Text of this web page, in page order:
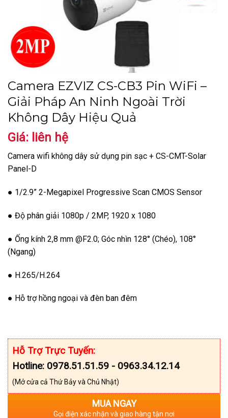
Camera EZVIZ CS-CB3 Pin WiFi –
Giải Pháp An Ninh Ngoài Trời
Không Dây Hiệu Quả
Giá: liên hệ
Camera wifi không dây sử dụng pin sạc + CS-CMT-Solar
Panel-D
● 1/2.9” 2-Megapixel Progressive Scan CMOS Sensor
● Độ phân giải 1080p / 2MP, 1920 x 1080
● Ống kính 2,8 mm @F2.0; Góc nhìn 128° (Chéo), 108°
(Ngang)
● H.265/H.264
● Hỗ trợ hồng ngoại và đèn ban đêm
Hỗ Trợ Trực Tuyến:
Hotline: 0978.51.51.59 - 0963.34.12.14
(Mở cửa cả Thứ Bảy và Chủ Nhật)
MUA NGAY
Gọi điện xác nhận và giao hàng tận nơi